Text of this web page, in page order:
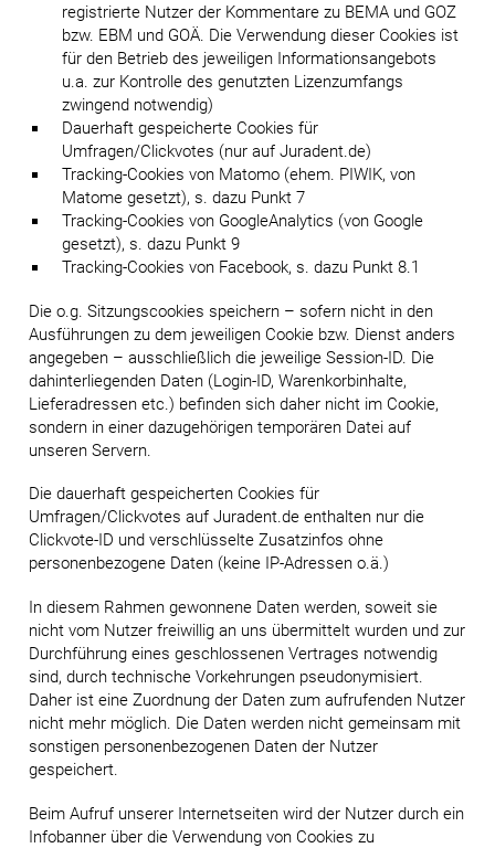
registrierte Nutzer der Kommentare zu BEMA und GOZ
bzw. EBM und GOÄ. Die Verwendung dieser Cookies ist
für den Betrieb des jeweiligen Informationsangebots
u.a. zur Kontrolle des genutzten Lizenzumfangs
zwingend notwendig)
Dauerhaft gespeicherte Cookies für
Umfragen/Clickvotes (nur auf Juradent.de)
Tracking-Cookies von Matomo (ehem. PIWIK, von
Matome gesetzt), s. dazu Punkt 7
Tracking-Cookies von GoogleAnalytics (von Google
gesetzt), s. dazu Punkt 9
Tracking-Cookies von Facebook, s. dazu Punkt 8.1
Die o.g. Sitzungscookies speichern – sofern nicht in den
Ausführungen zu dem jeweiligen Cookie bzw. Dienst anders
angegeben – ausschließlich die jeweilige Session-ID. Die
dahinterliegenden Daten (Login-ID, Warenkorbinhalte,
Lieferadressen etc.) befinden sich daher nicht im Cookie,
sondern in einer dazugehörigen temporären Datei auf
unseren Servern.
Die dauerhaft gespeicherten Cookies für
Umfragen/Clickvotes auf Juradent.de enthalten nur die
Clickvote-ID und verschlüsselte Zusatzinfos ohne
personenbezogene Daten (keine IP-Adressen o.ä.)
In diesem Rahmen gewonnene Daten werden, soweit sie
nicht vom Nutzer freiwillig an uns übermittelt wurden und zur
Durchführung eines geschlossenen Vertrages notwendig
sind, durch technische Vorkehrungen pseudonymisiert.
Daher ist eine Zuordnung der Daten zum aufrufenden Nutzer
nicht mehr möglich. Die Daten werden nicht gemeinsam mit
sonstigen personenbezogenen Daten der Nutzer
gespeichert.
Beim Aufruf unserer Internetseiten wird der Nutzer durch ein
Infobanner über die Verwendung von Cookies zu